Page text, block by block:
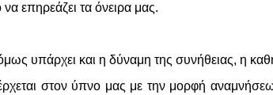
επηρεάζει τα όνειρα μας.
υπάρχει και η δύναμη της συνήθειας, η
στον ύπνο μας με την μορφή